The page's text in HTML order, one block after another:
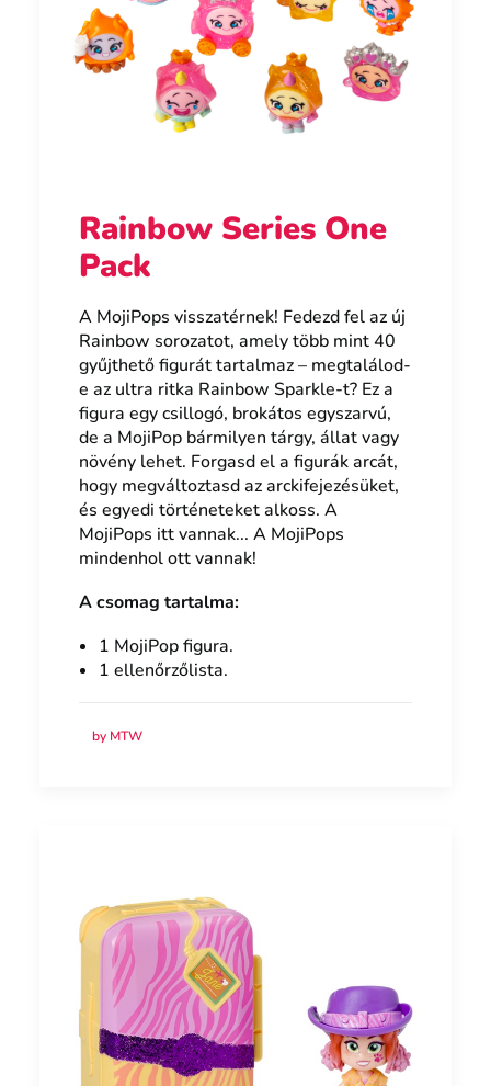
Rainbow Series One
Pack
A MojiPops visszatérnek! Fedezd fel az új
Rainbow sorozatot, amely több mint 40
gyűjthető figurát tartalmaz – megtalálod-
e az ultra ritka Rainbow Sparkle-t? Ez a
figura egy csillogó, brokátos egyszarvú,
de a MojiPop bármilyen tárgy, állat vagy
növény lehet. Forgasd el a figurák arcát,
hogy megváltoztasd az arckifejezésüket,
és egyedi történeteket alkoss. A
MojiPops itt vannak... A MojiPops
mindenhol ott vannak!
A csomag tartalma:
1 MojiPop figura.
1 ellenőrzőlista.
by MTW